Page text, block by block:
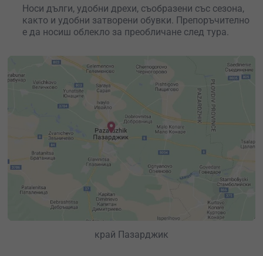
Носи дълги, удобни дрехи, съобразени със сезона,
както и удобни затворени обувки. Препоръчително
е да носиш облекло за преобличане след тура.
край Пазарджик